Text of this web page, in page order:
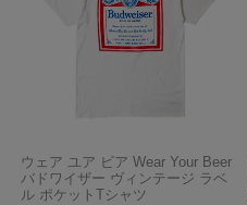
ウェア ユア ビア Wear Your Beer
バドワイザー ヴィンテージ ラベ
ル ポケットTシャツ